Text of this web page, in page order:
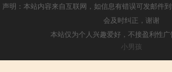
声明：本站内容来自互联网，如信息有错误可发邮件
会及时纠正，谢谢
本站仅为个人兴趣爱好，不接盈利性
小男孩